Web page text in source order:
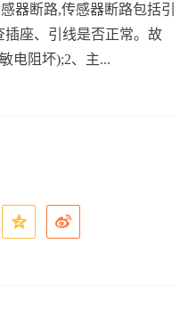
器断路,传感器断路包括引
座、引线是否正常。故
电阻坏);2、主...